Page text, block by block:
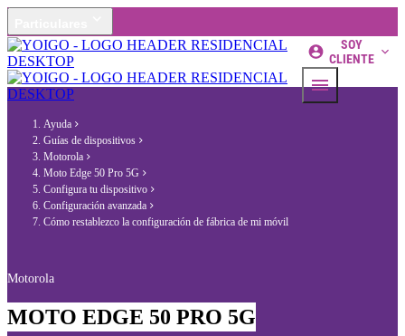
SOY
CLIENTE
Ayuda
Guías de dispositivos
Motorola
Moto Edge 50 Pro 5G
Configura tu dispositivo
Configuración avanzada
Cómo restablezco la configuración de fábrica de mi móvil
Motorola
MOTO EDGE 50 PRO 5G